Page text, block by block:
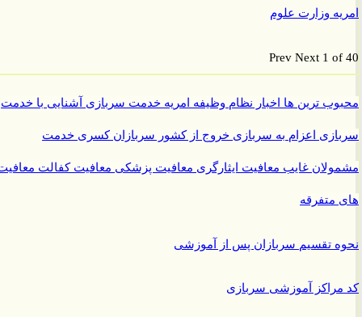
وزارت علوم
PrevNext 1
ترین هااخبار نظام وظیفهامریهخدمت سربازیآشنایی با خدمت
اعزام به سربازیخروج از کشور سربازانکسری خدمت
غایبمعافیت ایثارگریمعافیت پزشکیمعافیت کفالتمعافیت
متفرقه
تقسیم سربازان پس از آموزشی
آموزشی سربازی